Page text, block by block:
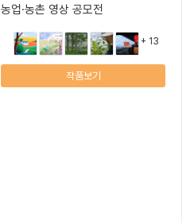
농업·농촌 영상 공모전
+ 13
작품보기